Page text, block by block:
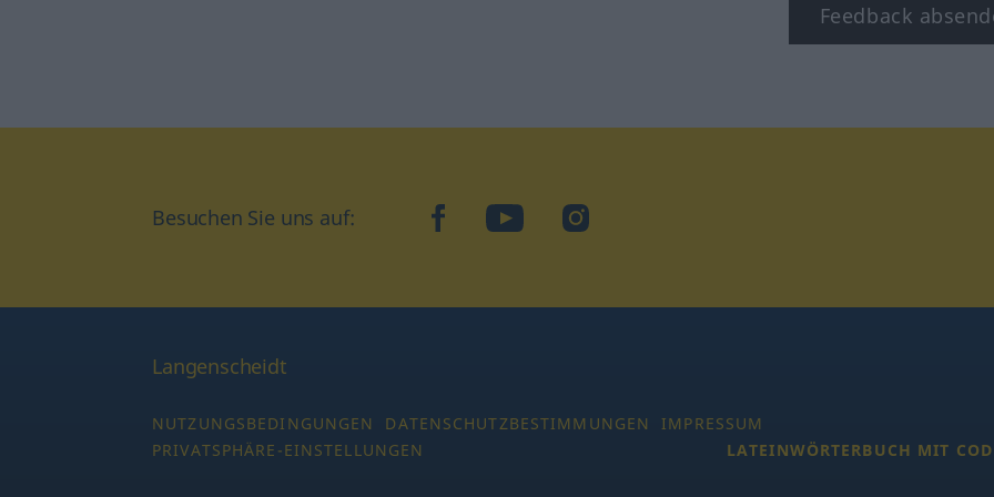
Feedback
Besuchen Sie uns auf: facebookYouTubeInstagram
Langenscheidt
NUTZUNGSBEDINGUNGEN DATENSCHUTZBESTIMMUNGEN
IMPRESSUM
PRIVATSPHÄRE-EINSTELLUNGEN
LATEINWÖRTERBUCH MIT